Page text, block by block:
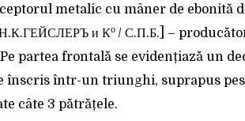
metalic cu mâner de ebonită
и Ко / С.П.Б.] –
partea frontală se evidențiază un
înscris într-un triunghi, suprapus
câte 3 pătrățele.